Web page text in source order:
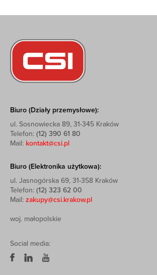
Biuro (Działy przemysłowe):
ul. Sosnowiecka 89, 31-345 Kraków
Telefon: (12) 390 61 80
Mail: kontakt@csi.pl
Biuro (Elektronika użytkowa):
ul. Jasnogórska 69, 31-358 Kraków
Telefon: (12) 323 62 00
Mail: zakupy@csi.krakow.pl
woj. małopolskie
Social media: